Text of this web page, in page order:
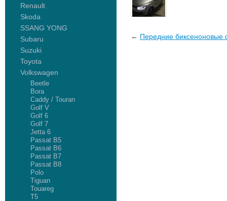
Renault
Skoda
SSANG YONG
Subaru
Suzuki
Toyota
Volkswagen
Beetle
Bora
Caddy / Touran
Golf V
Golf 6
Golf 7
Jetta 6
Passat B5
Passat B6
Passat B7
Passat B8
Polo
Tiguan
Touareg
T5
← Передние биксеноновые